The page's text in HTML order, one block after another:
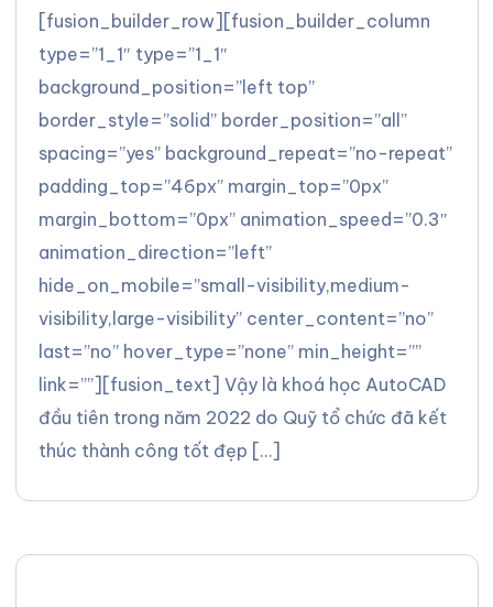
[fusion_builder_row][fusion_builder_column
type=”1_1″ type=”1_1″
background_position=”left top”
border_style=”solid” border_position=”all”
spacing=”yes” background_repeat=”no-repeat”
padding_top=”46px” margin_top=”0px”
margin_bottom=”0px” animation_speed=”0.3″
animation_direction=”left”
hide_on_mobile=”small-visibility,medium-
visibility,large-visibility” center_content=”no”
last=”no” hover_type=”none” min_height=””
link=””][fusion_text] Vậy là khoá học AutoCAD
đầu tiên trong năm 2022 do Quỹ tổ chức đã kết
thúc thành công tốt đẹp […]